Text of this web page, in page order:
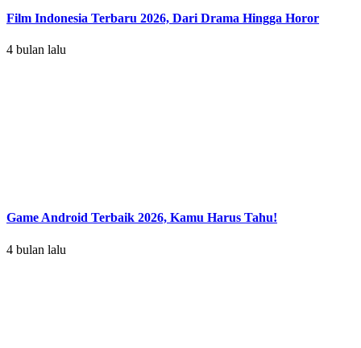
Film Indonesia Terbaru 2026, Dari Drama Hingga Horor
4 bulan lalu
Game Android Terbaik 2026, Kamu Harus Tahu!
4 bulan lalu